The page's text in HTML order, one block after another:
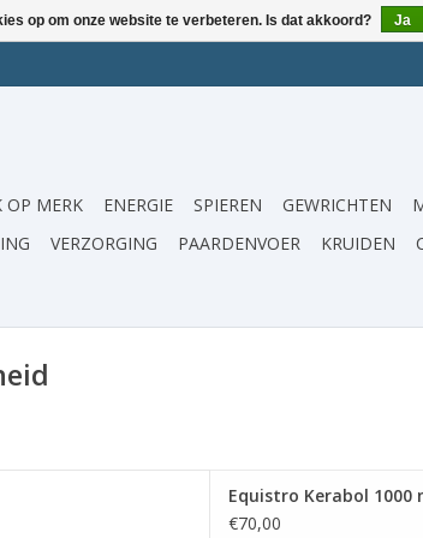
OP MERK ENERGIE SPIEREN GEWRICHTEN
VERZORGING PAARDENVOER KRUIDEN
Equistro Kerabol 1000
€70,00
op om onze website te verbeteren. Is dat akkoord? Ja